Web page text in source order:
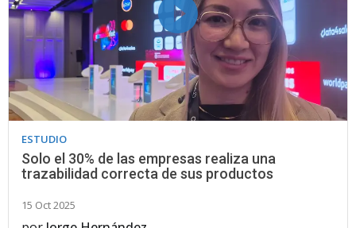
ESTUDIO
Solo el 30% de las empresas realiza una
trazabilidad correcta de sus productos
15 Oct 2025